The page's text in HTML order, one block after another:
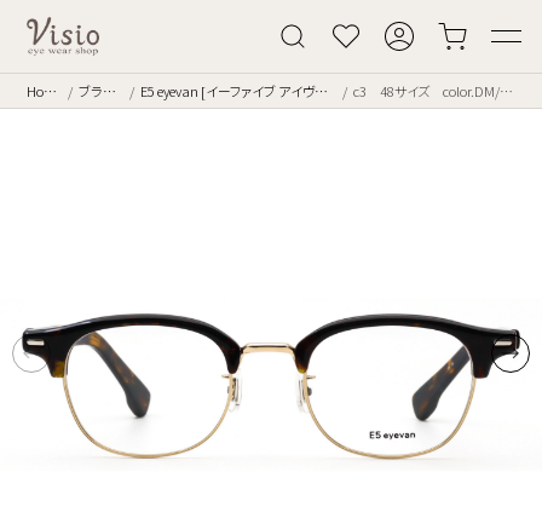
Home ブランド E5 eyevan [イーファイブ アイヴァン] c3 48サイズ color.DM/WG